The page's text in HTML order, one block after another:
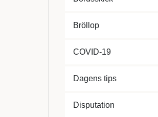
Bröllop
COVID-19
Dagens tips
Disputation